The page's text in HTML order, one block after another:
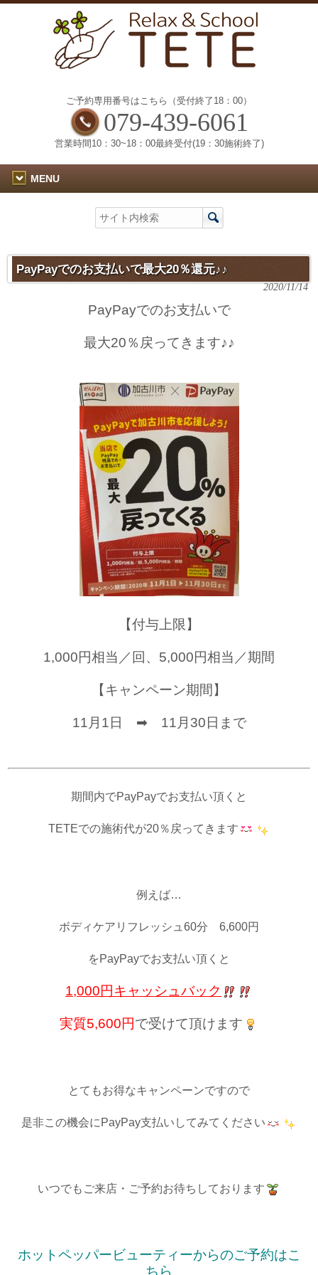
ご予約専用番号はこちら（受付終了18：00）
079-439-6061
営業時間10：30~18：00最終受付(19：30施術終了)
MENU
PayPayでのお支払いで最大20％還元♪♪
2020/11/14
PayPayでのお支払いで
最大20％戻ってきます♪♪
【付与上限】
1,000円相当／回、5,000円相当／期間
【キャンペーン期間】
11月1日 ➡ 11月30日まで
期間内でPayPayでお支払い頂くと
TETEでの施術代が20％戻ってきます
例えば…
ボディケアリフレッシュ60分 6,600円
をPayPayでお支払い頂くと
1,000円キャッシュバック
実質5,600円で受けて頂けます
とてもお得なキャンペーンですので
是非この機会にPayPay支払いしてみてください
いつでもご来店・ご予約お待ちしております
ホットペッパービューティーからのご予約はこ
ちら